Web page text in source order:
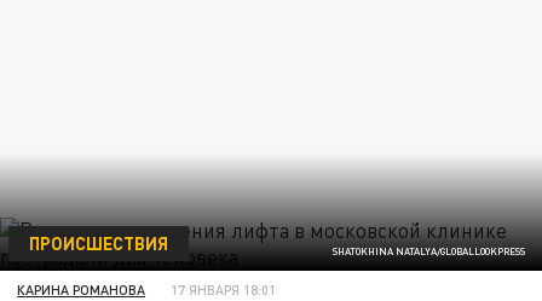
SHATOKHINA NATALYA/GLOBALLOOKPRESS
ПРОИСШЕСТВИЯ
КАРИНА РОМАНОВА 17 ЯНВАРЯ 18:01